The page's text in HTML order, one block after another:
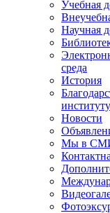
Учебная
Научная
среда
История
институту
Новости
Мы в